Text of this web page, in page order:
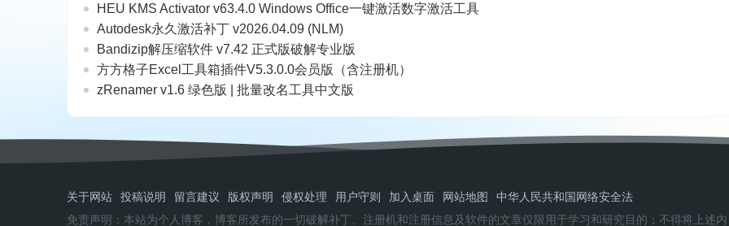
HEU KMS Activator v63.4.0 Windows Office一键激活数字激活工具
Autodesk永久激活补丁 v2026.04.09 (NLM)
Bandizip解压缩软件 v7.42 正式版破解专业版
方方格子Excel工具箱插件V5.3.0.0会员版（含注册机）
zRenamer v1.6 绿色版 | 批量改名工具中文版
关于网站 投稿说明 留言建议 版权声明 侵权处理 用户守则 加入桌面 网站地图
中华人民共和国网络安全法
免责声明：本站为个人博客，博客所发布的一切破解补丁、注册机和注册信息及软件的文章仅限用于学习和研究目的；不得将上述内